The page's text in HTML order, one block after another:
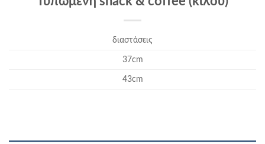
διαστάσεις
37cm
43cm